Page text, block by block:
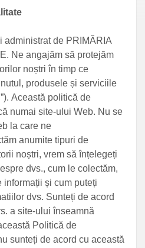
administrat de PRIMĂRIA
Ne angajăm să protejăm
noștri în timp ce
produsele și serviciile
Această politică de
numai site-ului Web. Nu se
la care ne
anumite tipuri de
noștri, vrem să înțelegeți
dvs., cum le colectăm,
informații și cum puteți
dvs. Sunteți de acord
a site-ului înseamnă
Politică de
sunteți de acord cu această